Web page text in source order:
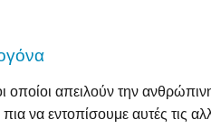
οποίοι απειλούν την
να εντοπίσουμε αυτές τις